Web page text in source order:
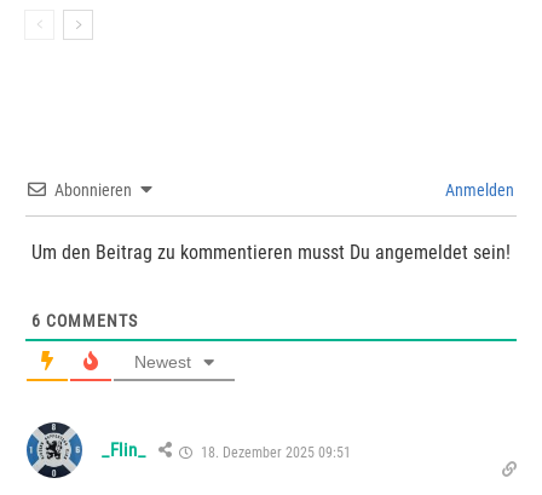
Abonnieren Anmelden
Um den Beitrag zu kommentieren musst Du angemeldet sein!
6 COMMENTS
Newest
_Flin_ 18. Dezember 2025 09:51